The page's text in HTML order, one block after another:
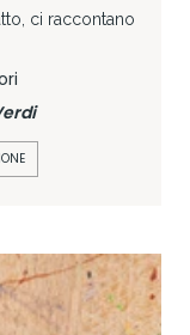
ci raccontano